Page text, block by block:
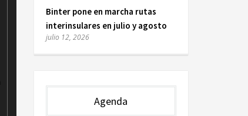
Binter pone en marcha rutas
interinsulares en julio y agosto
julio 12, 2026
Agenda